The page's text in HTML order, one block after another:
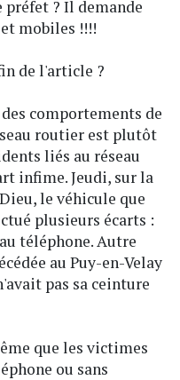
? Il demande
mobiles !!!!
de l'article ?
comportements de
routier est plutôt
liés au réseau
infime. Jeudi, sur la
le véhicule que
plusieurs écarts :
téléphone. Autre
au Puy-en-Velay
pas sa ceinture
que les victimes
ou sans